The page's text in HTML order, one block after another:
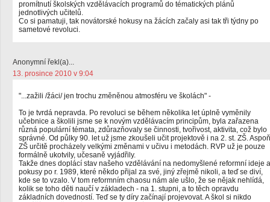
promítnutí školských vzdělávacích programů do tématických plánů
jednotlivých učitelů.
Co si pamatuji, tak novátorské hokusy na žácích začaly asi tak tři týdny po
sametové revoluci.
Anonymní řekl(a)...
13. prosince 2010 v 9:04
"...zažili /žáci/ jen trochu změněnou atmosféru ve školách" -
To je tvrdá nepravda. Po revoluci se během několika let úplně vyměnily
učebnice a školili jsme se k novým vzdělávacím principům, byla zařazena
různá populární témata, zdůrazňovaly se činnosti, tvořivost, aktivita, což bylo
správné. Od půlky 90. let už jsme zkoušeli učit projektově i na 2. st. ZŠ. Aspoň
ZŠ určitě procházely velkými změnami v učivu i metodách. RVP už je pouze
formálně ukotvily, učesaně vyjádřily.
Takže dnes doplácí stav našeho vzdělávání na nedomyšlené reformní ideje a
pokusy po r. 1989, které někdo přijal za své, jiný zřejmě nikoli, a teď se diví,
kde se to vzalo. V tom reformním chaosu nám ale ušlo, že se nějak nehlídá,
kolik se toho děti naučí v základech - na 1. stupni, a to těch opravdu
základních dovedností. Teď se ty díry začínají projevovat. A škol si nikdo